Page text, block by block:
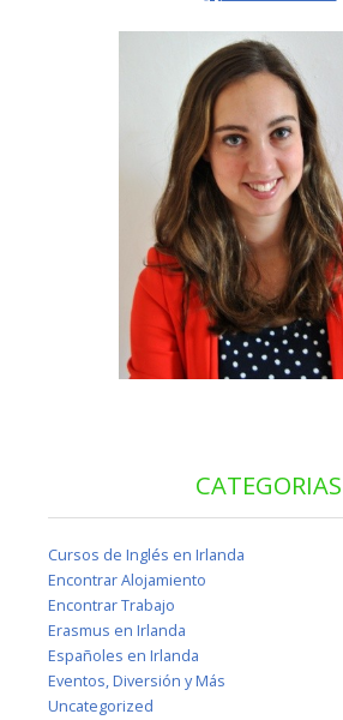
CATEGORIAS
Cursos de Inglés en Irlanda
Encontrar Alojamiento
Encontrar Trabajo
Erasmus en Irlanda
Españoles en Irlanda
Eventos, Diversión y Más
Uncategorized